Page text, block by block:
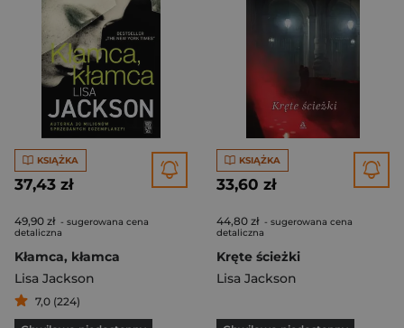
KSIĄŻKA
37,43 zł
49,90 zł - sugerowana cena
detaliczna
Kłamca, kłamca
Lisa Jackson
7,0 (224)
KSIĄŻKA
33,60 zł
44,80 zł - sugerowana cena
detaliczna
Kręte ścieżki
Lisa Jackson